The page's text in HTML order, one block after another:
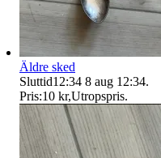
Äldre sked
Sluttid12:34 8 aug 12:34.
Pris:10 kr,Utropspris.